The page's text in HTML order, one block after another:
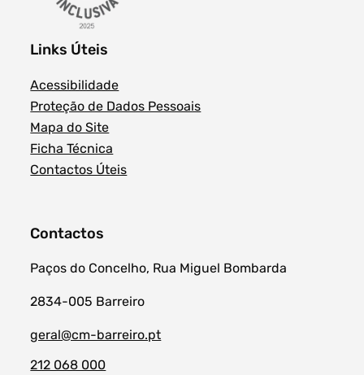
Links Úteis
Acessibilidade
Proteção de Dados Pessoais
Mapa do Site
Ficha Técnica
Contactos Úteis
Contactos
Paços do Concelho, Rua Miguel Bombarda
2834-005 Barreiro
geral@cm-barreiro.pt
212 068 000